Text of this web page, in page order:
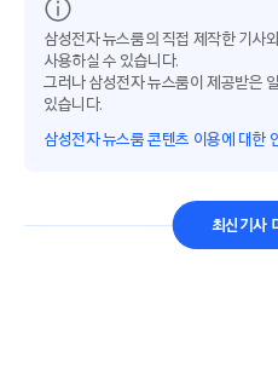
삼성전자 뉴스룸의 직접 제작한 기사
사용하실 수 있습니다.
그러나 삼성전자 뉴스룸이 제공받은
있습니다.
삼성전자 뉴스룸 콘텐츠 이용에 대한
최신기사